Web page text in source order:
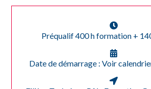
Préqualif 400 h formation +
Date de démarrage : Voir